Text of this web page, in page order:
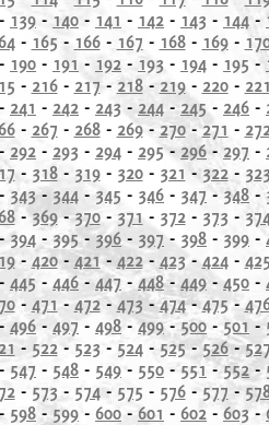
- 139 - 140 - 141 - 142 - 143 - 144 -
- 165 - 166- 167 - 168- 169-
- 190 - 191 - 192 - 193 - 194 - 195 -
- 216- 217 - 218- 219- 220- 221
- 241 - 242 - 243 -244 - 245 - 246 -
- 267 - 268- 269- 270-271 -
292 - 293 - 294 - 295-296- 297 -
- 318- 319- 320- 321 -322- 323
- 343- 344 - 345 - 346 - 347- 348 -
-369-370- 371 - 372- 373 -
-394 - 395 -396 - 397 - 398 - 399 -
- 420- 421- 422- 423- 424- 425
- 445 - 446 -447 -448- 449 -450 -
- 471- 472- 473-474-475 -
- 496 - 497 - 498 -499-500 - 501 -
- 522- 523 - 524- 525- 526-527
547 - 548 - 549 - 550 -551-552-
- 573 - 574- 575 - 576- 577 -
598 - 599 - 600 - 601 - 602 - 603-